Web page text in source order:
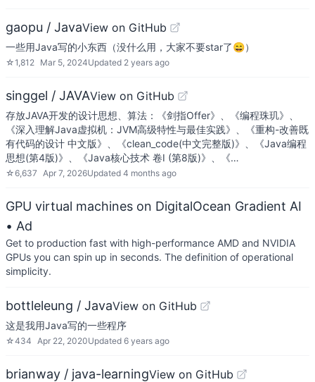
gaopu / JavaView on GitHub
一些用Java写的小东西（没什么用，大家不要star了😄）
☆1,812 Mar 5, 2024Updated 2 years ago
singgel / JAVAView on GitHub
存放JAVA开发的设计思想、算法：《剑指Offer》、《编程珠玑》、
《深入理解Java虚拟机：JVM高级特性与最佳实践》、《重构-改善既
有代码的设计 中文版》、《clean_code(中文完整版)》、《Java编程
思想(第4版)》、《Java核心技术 卷I (第8版)》、《…
☆6,637 Apr 7, 2026Updated 4 months ago
GPU virtual machines on DigitalOcean Gradient AI
• Ad
Get to production fast with high-performance AMD and NVIDIA
GPUs you can spin up in seconds. The definition of operational
simplicity.
bottleleung / JavaView on GitHub
这是我用Java写的一些程序
☆434 Apr 22, 2020Updated 6 years ago
brianway / java-learningView on GitHub